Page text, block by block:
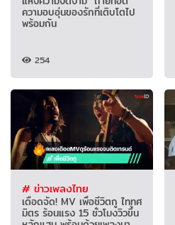
ความอบอุ่นของรักที่เติบโตไป
พร้อมกัน
254
# ข่าวเพลงไทย
เดือดจัด! MV เพื่อชีวิตกู ไททศ
มิตร ร้อนแรง 15 ชั่วโมงวิวขึ้น